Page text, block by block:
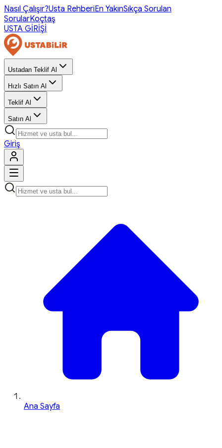
Nasıl Çalışır?Usta RehberiEn YakınSıkça Sorulan
SorularKoçtaş
USTA GİRİŞİ
Ustadan Teklif Al
Hızlı Satın Al
Teklif Al
Satın Al
Giriş
Ana Sayfa